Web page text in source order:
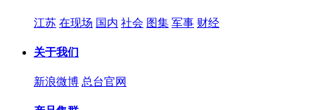
江苏 在现场 国内 社会 图集 军事 财经
关于我们
新浪微博 总台官网